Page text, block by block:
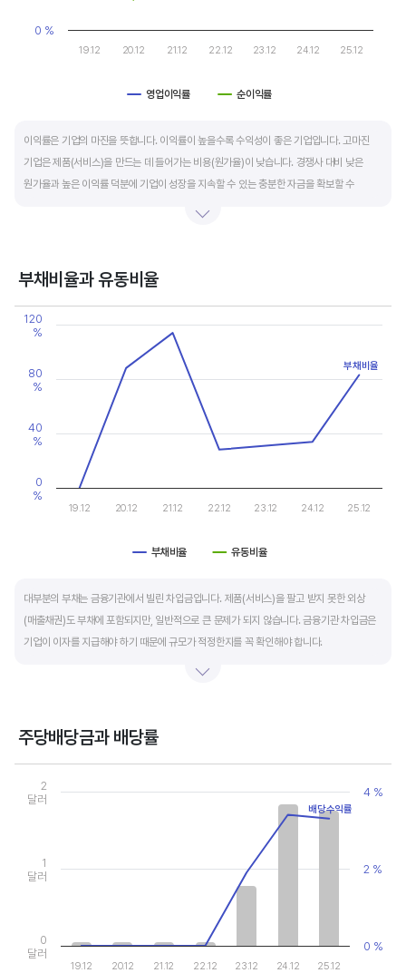
영업이익률 순이익률
19.12 20.12 21.12 22.12 23.12 24.12 25.12
0 %
이익률은 기업의 마진을 뜻합니다. 이익률이 높을수록 수익성이 좋은 기업입니다. 고마진
기업은 제품(서비스)을 만드는 데 들어가는 비용(원가율)이 낮습니다. 경쟁사 대비 낮은
원가율과 높은 이익률 덕분에 기업이 성장을 지속할 수 있는 충분한 자금을 확보할 수
높은 이익률을 올리고 있다면, 그 기업은 타사 대비 제품(서비스)의 경쟁력이 높은 것으로
부채비율과 유동비율
Chart
Line chart with 2 lines.
View as data table, Chart
The chart has 1 X axis displaying categories.
The chart has 2 Y axes displaying values, and values.
부채비율 유동비율
19.12 20.12 21.12 22.12 23.12 24.12 25.12
0
%
40
%
80
%
120
%
부채비율
대부분의 부채는 금융기관에서 빌린 차입금입니다. 제품(서비스)을 팔고 받지 못한 외상
(매출채권)도 부채에 포함되지만, 일반적으로 큰 문제가 되지 않습니다. 금융기관 차입금은
기업이 이자를 지급해야 하기 때문에 규모가 적정한지를 꼭 확인해야 합니다.
비교해서 보는 것이 좋습니다. 그외 이자보상배율과 현금흐름표를 함께 체크하면, 부도
주당배당금과 배당률
Chart
Combination chart with 2 data series.
View as data table, Chart
The chart has 1 X axis displaying categories.
The chart has 2 Y axes displaying values, and values.
19.12 20.12 21.12 22.12 23.12 24.12 25.12
0
달러
1
달러
2
달러
0 %
2 %
4 %
배당수익률